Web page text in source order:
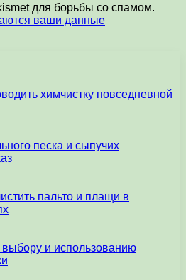
для борьбы со спамом.
ваши данные
химчистку повседневной
песка и сыпучих
пальто и плащи в
и использованию